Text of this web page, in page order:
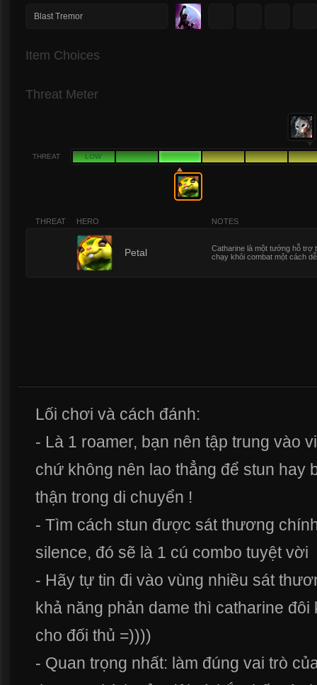
Blast Tremor
Item Choices
Threat Meter
THREAT LOW
THREAT HERO NOTES
Petal
Catharine là một tướng hỗ trợ
chạy khỏi combat một cách
Lối chơi và cách đánh:
- Là 1 roamer, bạn nên tập trung vào
chứ không nên lao thẳng để stun hay
thận trong di chuyển !
- Tìm cách stun được sát thương
silence, đó sẽ là 1 cú combo tuyệt vời
- Hãy tự tin đi vào vùng nhiều sát
khả năng phản dame thì catharine
cho đối thủ =))))
- Quan trọng nhất: làm đúng vai trò